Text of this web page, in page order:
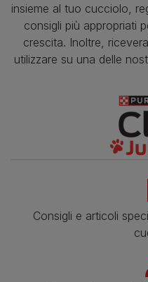
insieme al tuo cucciolo,
consigli più appropriati
crescita. Inoltre,
utilizzare su una delle
Consigli e articoli